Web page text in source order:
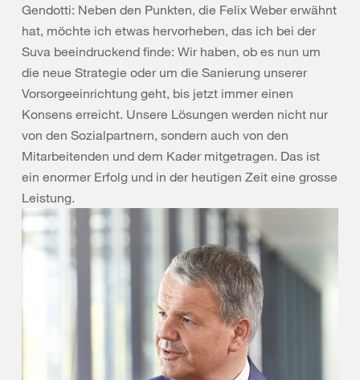
Gendotti: Neben den Punkten, die Felix Weber erwähnt
hat, möchte ich etwas hervorheben, das ich bei der
Suva beeindruckend finde: Wir haben, ob es nun um
die neue Strategie oder um die Sanierung unserer
Vorsorgeeinrichtung geht, bis jetzt immer einen
Konsens erreicht. Unsere Lösungen werden nicht nur
von den Sozialpartnern, sondern auch von den
Mitarbeitenden und dem Kader mitgetragen. Das ist
ein enormer Erfolg und in der heutigen Zeit eine grosse
Leistung.